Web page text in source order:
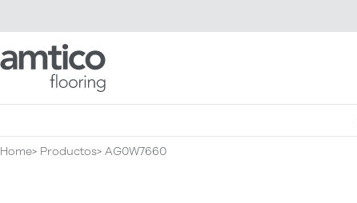
Amtico Flooring
Home Productos AG0W7660